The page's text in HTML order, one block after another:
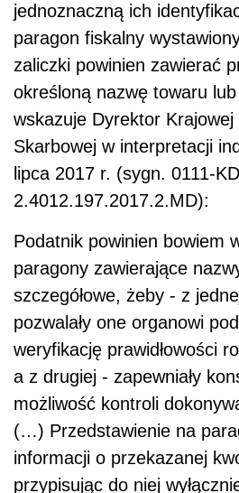
jednoznaczną ich
paragon fiskalny
zaliczki powinien zawierać
określoną nazwę towaru lub
wskazuje Dyrektor
Skarbowej w interpretacji
lipca 2017 r. (sygn. 0111-
2.4012.197.2017.2.MD):
Podatnik powinien bowiem
paragony zawierające
szczegółowe, żeby - z
pozwalały one organowi
weryfikację prawidłowości
a z drugiej - zapewniały
możliwość kontroli
(…) Przedstawienie na
informacji o przekazanej
przypisując do niej